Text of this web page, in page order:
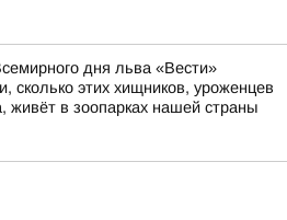
дня льва «Вести»
сколько этих хищников, уроженцев
живёт в зоопарках нашей страны